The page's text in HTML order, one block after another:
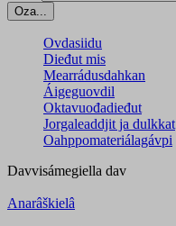
Oza...
Ovdasiidu
Dieđut mis
Mearrádusdahkan
Áigeguovdil
Oktavuođadieđut
Jorgaleaddjit ja dulkkat
Oahppomateriálagávpi
Davvisámegiella dav
Anarâškielâ